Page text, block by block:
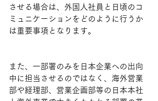
させる場合は、外国人社員と日頃のコ
ミュニケーションをどのように行うか
は重要事項となります。
また、一部署のみを日本企業への出向
中に担当させるのではなく、海外営業
部や経理部、営業企画部等の日本本社